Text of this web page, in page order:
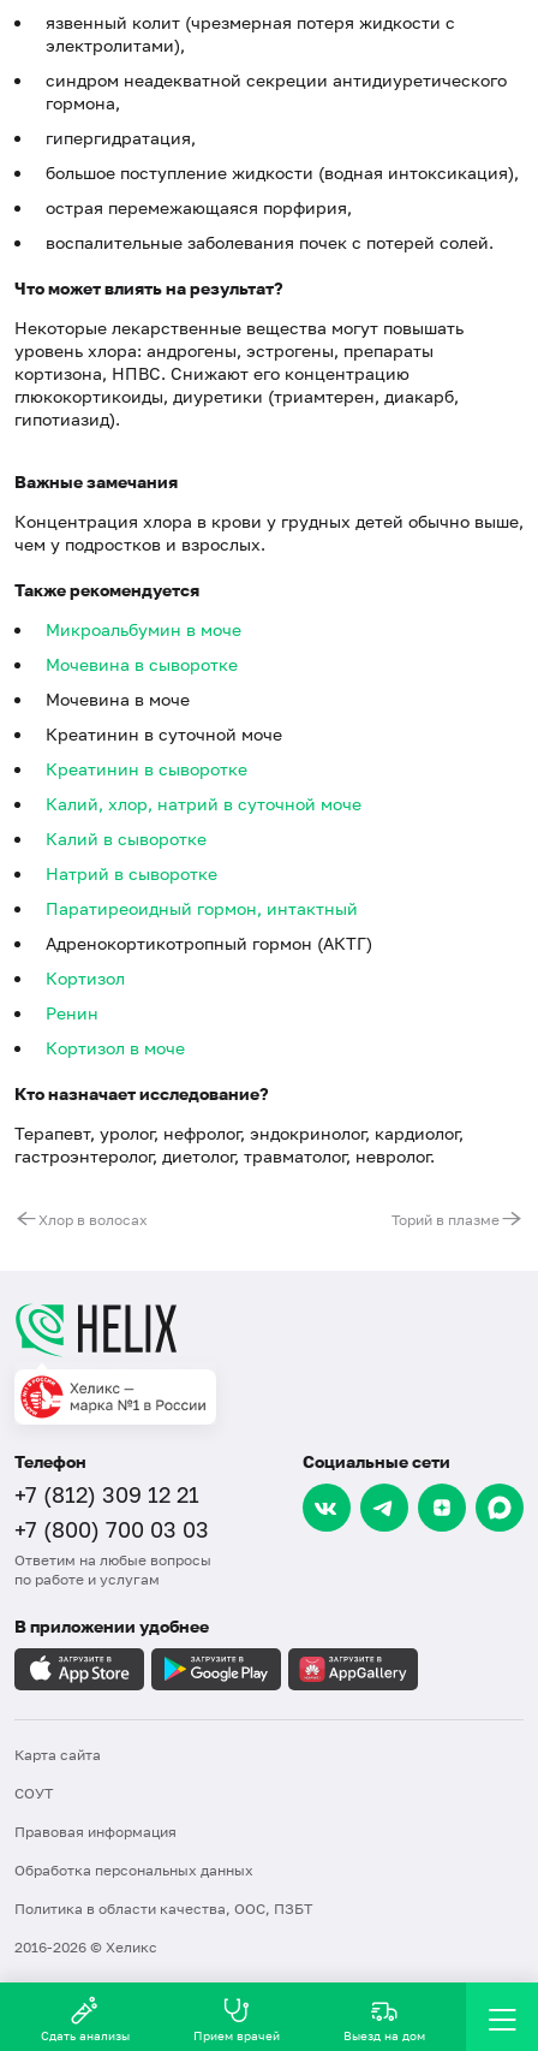
язвенный колит (чрезмерная потеря жидкости с
электролитами),
синдром неадекватной секреции антидиуретического
гормона,
гипергидратация,
большое поступление жидкости (водная интоксикация),
острая перемежающаяся порфирия,
воспалительные заболевания почек с потерей солей.
Что может влиять на результат?
Некоторые лекарственные вещества могут повышать
уровень хлора: андрогены, эстрогены, препараты
кортизона, НПВС. Снижают его концентрацию
глюкокортикоиды, диуретики (триамтерен, диакарб,
гипотиазид).
Важные замечания
Концентрация хлора в крови у грудных детей обычно выше,
чем у подростков и взрослых.
Также рекомендуется
Микроальбумин в моче
Мочевина в сыворотке
Мочевина в моче
Креатинин в суточной моче
Креатинин в сыворотке
Калий, хлор, натрий в суточной моче
Калий в сыворотке
Натрий в сыворотке
Паратиреоидный гормон, интактный
Адренокортикотропный гормон (АКТГ)
Кортизол
Ренин
Кортизол в моче
Кто назначает исследование?
Терапевт, уролог, нефролог, эндокринолог, кардиолог,
гастроэнтеролог, диетолог, травматолог, невролог.
Хлор в волосах Торий в плазме
Телефон
+7 (812) 309 12 21
+7 (800) 700 03 03
Ответим на любые вопросы
по работе и услугам
Социальные сети
В приложении удобнее
Карта сайта
СОУТ
Правовая информация
Обработка персональных данных
Политика в области качества, ООС, ПЗБТ
2016-2026 © Хеликс
Сдать анализы Прием врачей Выезд на дом